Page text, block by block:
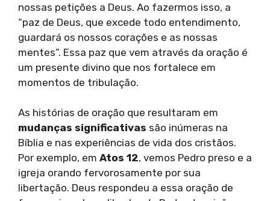
nossas petições a Deus. Ao fazermos isso, a
“paz de Deus, que excede todo entendimento,
guardará os nossos corações e as nossas
mentes”. Essa paz que vem através da oração é
um presente divino que nos fortalece em
momentos de tribulação.
As histórias de oração que resultaram em
mudanças significativas são inúmeras na
Bíblia e nas experiências de vida dos cristãos.
Por exemplo, em Atos 12, vemos Pedro preso e a
igreja orando fervorosamente por sua
libertação. Deus respondeu a essa oração de